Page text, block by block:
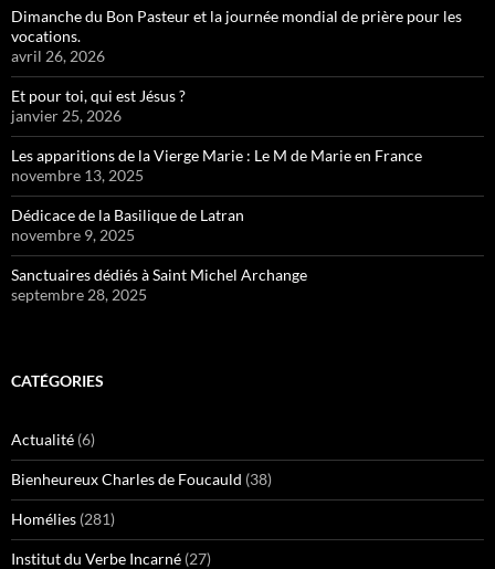
Dimanche du Bon Pasteur et la journée mondial de prière pour les
vocations.
avril 26, 2026
Et pour toi, qui est Jésus ?
janvier 25, 2026
Les apparitions de la Vierge Marie : Le M de Marie en France
novembre 13, 2025
Dédicace de la Basilique de Latran
novembre 9, 2025
Sanctuaires dédiés à Saint Michel Archange
septembre 28, 2025
CATÉGORIES
Actualité (6)
Bienheureux Charles de Foucauld (38)
Homélies (281)
Institut du Verbe Incarné (27)